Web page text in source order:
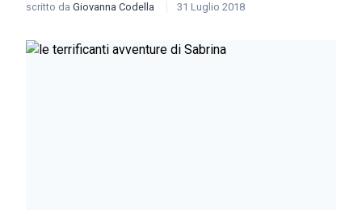
scritto da Giovanna Codella 31 Luglio 2018